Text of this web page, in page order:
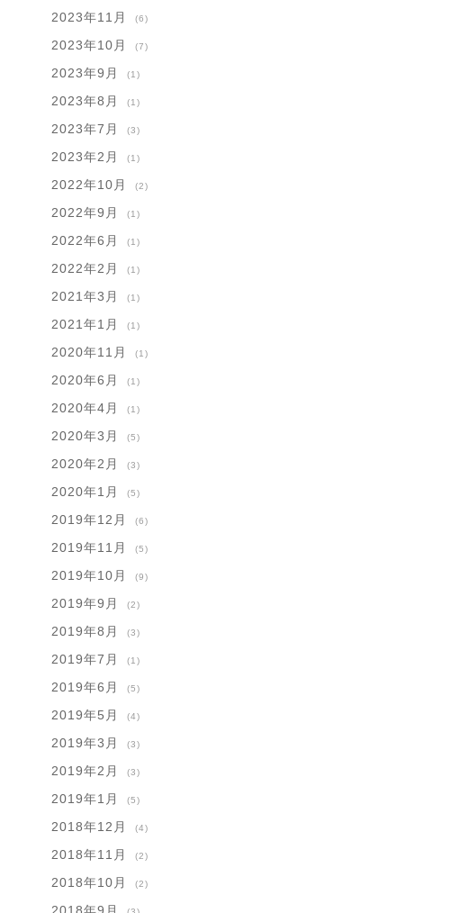
2023年11月 (6)
2023年10月 (7)
2023年9月 (1)
2023年8月 (1)
2023年7月 (3)
2023年2月 (1)
2022年10月 (2)
2022年9月 (1)
2022年6月 (1)
2022年2月 (1)
2021年3月 (1)
2021年1月 (1)
2020年11月 (1)
2020年6月 (1)
2020年4月 (1)
2020年3月 (5)
2020年2月 (3)
2020年1月 (5)
2019年12月 (6)
2019年11月 (5)
2019年10月 (9)
2019年9月 (2)
2019年8月 (3)
2019年7月 (1)
2019年6月 (5)
2019年5月 (4)
2019年3月 (3)
2019年2月 (3)
2019年1月 (5)
2018年12月 (4)
2018年11月 (2)
2018年10月 (2)